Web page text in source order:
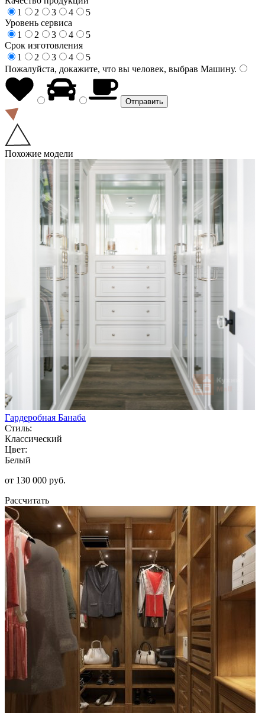
1
2 3 4
5
Уровень сервиса
1
2 3 4
5
Срок изготовления
1
2 3 4
5
Пожалуйста, докажите, что вы человек, выбрав Машину.
Похожие модели
Гардеробная Банаба
Стиль:
Классический
Цвет:
Белый
от 130 000 руб.
Рассчитать